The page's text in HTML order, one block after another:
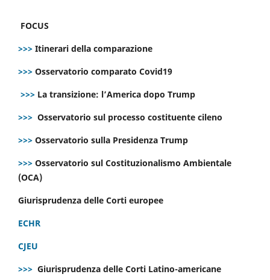
FOCUS
>>> Itinerari della comparazione
>>> Osservatorio comparato Covid19
>>> La transizione: l’America dopo Trump
>>> Osservatorio sul processo costituente cileno
>>> Osservatorio sulla Presidenza Trump
>>> Osservatorio sul Costituzionalismo Ambientale
(OCA)
Giurisprudenza delle Corti europee
ECHR
CJEU
>>> Giurisprudenza delle Corti Latino-americane